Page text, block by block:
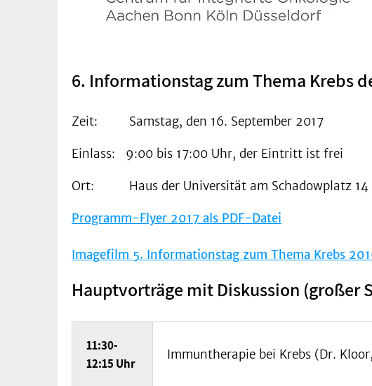
6. Informationstag zum Thema Krebs
Zeit: Samstag, den 16. September 2017
Einlass: 9:00 bis 17:00 Uhr, der Eintritt ist frei
Ort: Haus der Universität am Schadowplatz 14
Programm-Flyer 2017 als PDF-Datei
Imagefilm 5. Informationstag zum Thema Krebs
Hauptvorträge mit Diskussion (großer
11:30-
12:15 Uhr
Immuntherapie bei Krebs (Dr.